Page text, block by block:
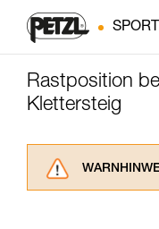
SPORT
Rastposition
Klettersteig